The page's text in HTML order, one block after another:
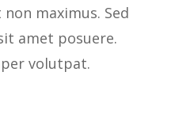
maximus. Sed
amet posuere.
volutpat.